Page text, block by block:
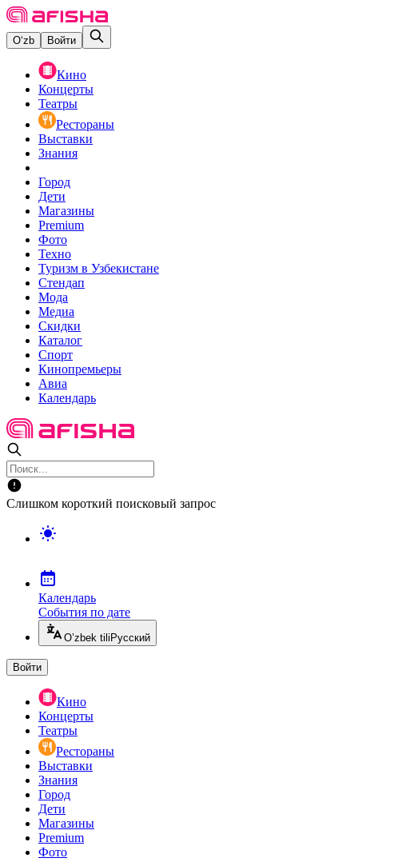
O‘zb Войти
Кино
Концерты
Театры
Рестораны
Выставки
Знания
Город
Дети
Магазины
Premium
Фото
Техно
Туризм в Узбекистане
Стендап
Мода
Медиа
Скидки
Каталог
Спорт
Кинопремьеры
Авиа
Календарь
Слишком короткий поисковый запрос
Календарь
События по дате
O’zbek tili Русский
Войти
Кино
Концерты
Театры
Рестораны
Выставки
Знания
Город
Дети
Магазины
Premium
Фото